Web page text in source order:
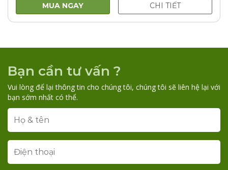
MUA NGAY CHI TIẾT
Bạn cần tư vấn ?
Vui lòng để lại thông tin cho chúng tôi, chúng tôi sẽ liên hệ lại với
bạn sớm nhất có thể.